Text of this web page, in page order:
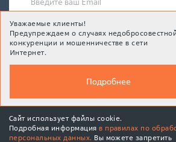
Подписаться
Подписываясь на рассылку, Вы
политики конфиденциальности и
персональных данных
Уважаемые клиенты!
Предупреждаем о случаях недобросовестной
конкуренции и мошенничестве в сети
Интернет.
Подробнее
Сайт использует файлы cookie.
Подробная информацияв правилах по
персональных данных. Вы можете запретить